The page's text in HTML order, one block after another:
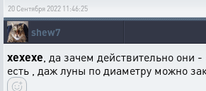
20 Сентября 2022 11:46:25
shew7
xexexe , да зачем действительно они
есть , даж луны по диаметру можно